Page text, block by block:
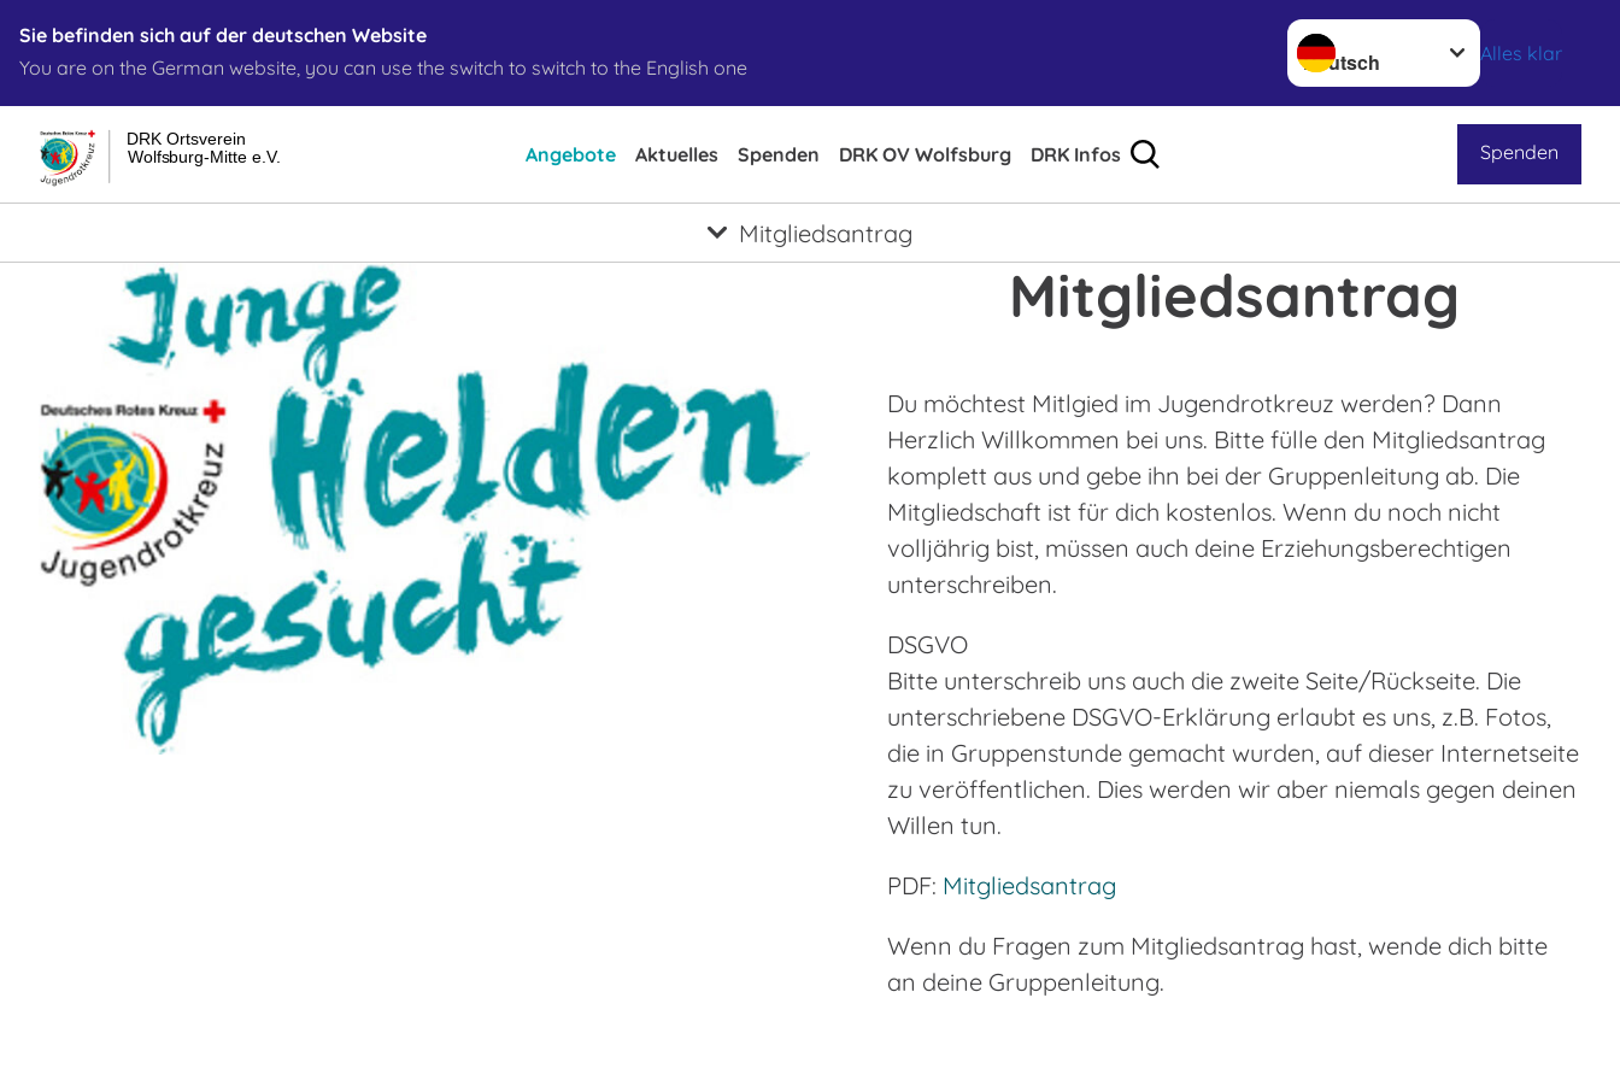
Sie befinden sich auf der deutschen Website
You are on the German website, you can use the switch to switch to the English one
Sprache wechseln zu
Alles klar
Wolfsburg-Mitte e.V.
DRK Ortsverein
Angebote Aktuelles Spenden DRK OV Wolfsburg DRK Infos Spenden
Mitgliedsantrag
Mitgliedsantrag
Du möchtest Mitlgied im Jugendrotkreuz werden? Dann
Herzlich Willkommen bei uns. Bitte fülle den Mitgliedsantrag
komplett aus und gebe ihn bei der Gruppenleitung ab. Die
Mitgliedschaft ist für dich kostenlos. Wenn du noch nicht
volljährig bist, müssen auch deine Erziehungsberechtigen
unterschreiben.
DSGVO
Bitte unterschreib uns auch die zweite Seite/Rückseite. Die
unterschriebene DSGVO-Erklärung erlaubt es uns, z.B. Fotos,
die in Gruppenstunde gemacht wurden, auf dieser Internetseite
zu veröffentlichen. Dies werden wir aber niemals gegen deinen
Willen tun.
PDF: Mitgliedsantrag
Wenn du Fragen zum Mitgliedsantrag hast, wende dich bitte
an deine Gruppenleitung.